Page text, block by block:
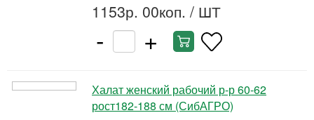
1153р. 00коп. / ШТ
- +
Халат женский рабочий р-р 60-62
рост182-188 см (СибАГРО)